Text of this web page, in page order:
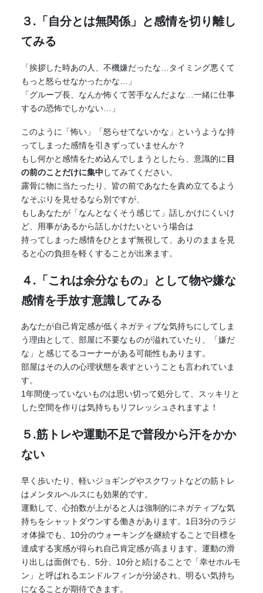
３.「自分とは無関係」と感情を切り離し
てみる
「挨拶した時あの人、不機嫌だったな…タイミング悪くて
もっと怒らせなかったかな…」
「グループ長、なんか怖くて苦手なんだよな…一緒に仕事
するの恐怖でしかない…」
このように「怖い」「怒らせてないかな」というような持
ってしまった感情を引きずっていませんか？
もし何かと感情をため込んでしまうとしたら、意識的に 目
の前のことだけに集中 してみてください。
露骨に物に当たったり、皆の前であなたを責め立てるよう
なそぶりを見せるなら別ですが、
もしあなたが「なんとなくそう感じて」話しかけにくいけ
ど、用事があるから話しかけたいという場合は
持ってしまった感情をひとまず無視して、ありのままを見
ると心の負担を軽くすることが出来ます。
４.「これは余分なもの」として物や嫌な
感情を手放す意識してみる
あなたが自己肯定感が低くネガティブな気持ちにしてしま
う理由として、部屋に不要なものが溢れていたり、「嫌だ
な」と感じてるコーナーがある可能性もあります。
部屋はその人の心理状態を表すということも言われていま
す。
1年間使っていないものは思い切って処分して、スッキリと
した空間を作りは気持ちもリフレッシュされますよ！
５.筋トレや運動不足で普段から汗をかか
ない
早く歩いたり、軽いジョギングやスクワットなどの筋トレ
はメンタルヘルスにも効果的です。
運動して、心拍数が上がると人は強制的にネガティブな気
持ちをシャットダウンする働きがあります。1日3分のラジ
オ体操でも、10分のウォーキングを継続することで目標を
達成する実感が得られ自己肯定感が高まります。運動の滑
り出しは面倒でも、5分、10分と続けることで「幸せホルモ
ン」と呼ばれるエンドルフィンが分泌され、明るい気持ち
になることが期待できます。